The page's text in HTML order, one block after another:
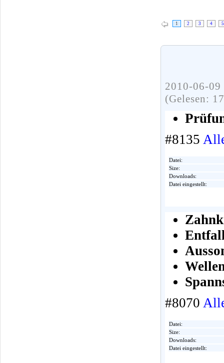
1 2 3 4 5
2010-06-
(Gelesen:
#8135
Datei:
Size:
Downloads:
Datei eingestellt:
#8070
Datei:
Size:
Downloads:
Datei eingestellt: